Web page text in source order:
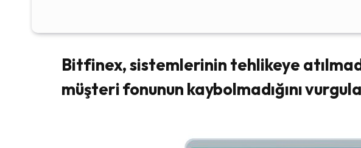
Bitfinex, sistemlerinin tehlikeye
müşteri fonunun kaybolmadığını